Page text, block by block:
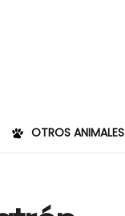
OTROS ANIMALES